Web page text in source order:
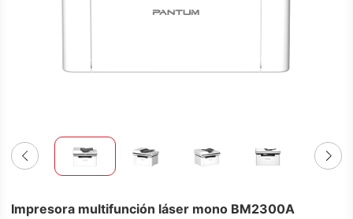
Impresora multifunción láser mono BM2300A